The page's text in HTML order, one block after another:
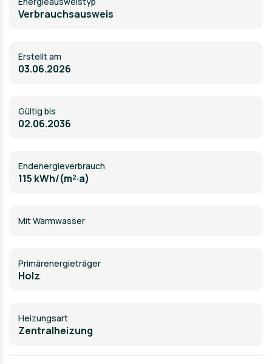
Verbrauchsausweis
Erstellt am
03.06.2026
Gültig bis
02.06.2036
Endenergieverbrauch
115 kWh/(m²·a)
Mit Warmwasser
Primärenergieträger
Holz
Heizungsart
Zentralheizung